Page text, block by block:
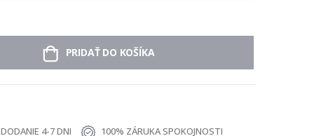
PRIDAŤ DO KOŠÍKA
DODANIE 4-7 DNI 100% ZÁRUKA SPOKOJNOSTI